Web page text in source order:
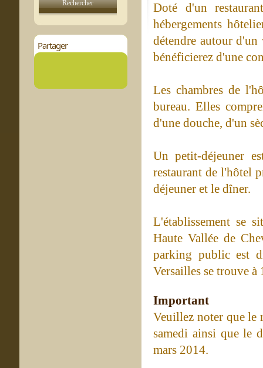
Partager
Doté d'un
hébergements
détendre autour d'un
bénéficierez d'une
Les chambres de
bureau. Elles
d'une douche, d'un
Un petit-déjeuner
restaurant de l'hôtel
déjeuner et le dîner.
L'établissement se
Haute Vallée de
parking public est
Versailles se trouve
Important
Veuillez noter que le
samedi ainsi que le
mars 2014.